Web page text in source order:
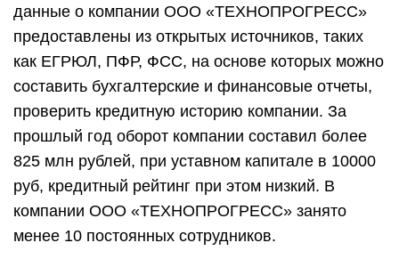
данные о компании ООО «ТЕХНОПРОГРЕСС»
предоставлены из открытых источников, таких
как ЕГРЮЛ, ПФР, ФСС, на основе которых можно
составить бухгалтерские и финансовые отчеты,
проверить кредитную историю компании. За
прошлый год оборот компании составил более
825 млн рублей, при уставном капитале в 10000
руб, кредитный рейтинг при этом низкий. В
компании ООО «ТЕХНОПРОГРЕСС» занято
менее 10 постоянных сотрудников.